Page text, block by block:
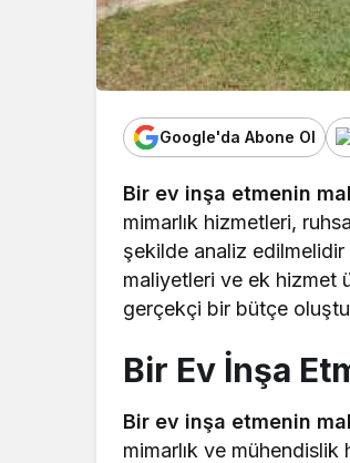
Google'da Abone Ol
Bir ev inşa etmenin
mimarlık hizmetleri,
şekilde analiz edilmelidir
maliyetleri ve ek hizmet
gerçekçi bir bütçe
Bir Ev İnşa
Bir ev inşa etmenin
mimarlık ve